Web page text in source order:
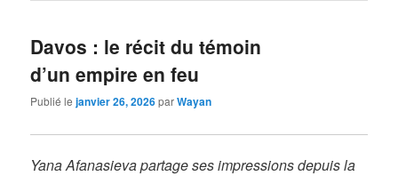
Davos : le récit du témoin
d’un empire en feu
Publié lejanvier 26, 2026parWayan
Yana Afanasieva partage ses impressions depuis la